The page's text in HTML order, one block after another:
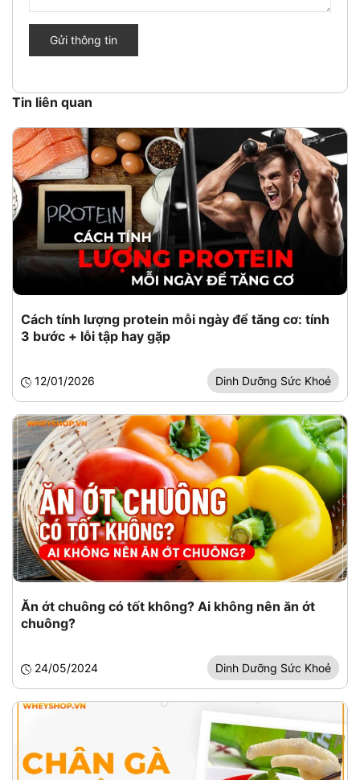
Gửi thông tin
Tin liên quan
Cách tính lượng protein mỗi ngày để tăng cơ: tính
3 bước + lỗi tập hay gặp
12/01/2026 Dinh Dưỡng Sức Khoẻ
Ăn ớt chuông có tốt không? Ai không nên ăn ớt
chuông?
24/05/2024 Dinh Dưỡng Sức Khoẻ